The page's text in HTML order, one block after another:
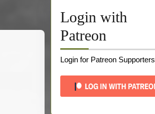
Login with
Patreon
Login for Patreon Supporters